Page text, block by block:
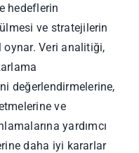
hedeflerin
ve stratejilerin
Veri analitiği,
değerlendirmelerine,
ve
yardımcı
daha iyi kararlar